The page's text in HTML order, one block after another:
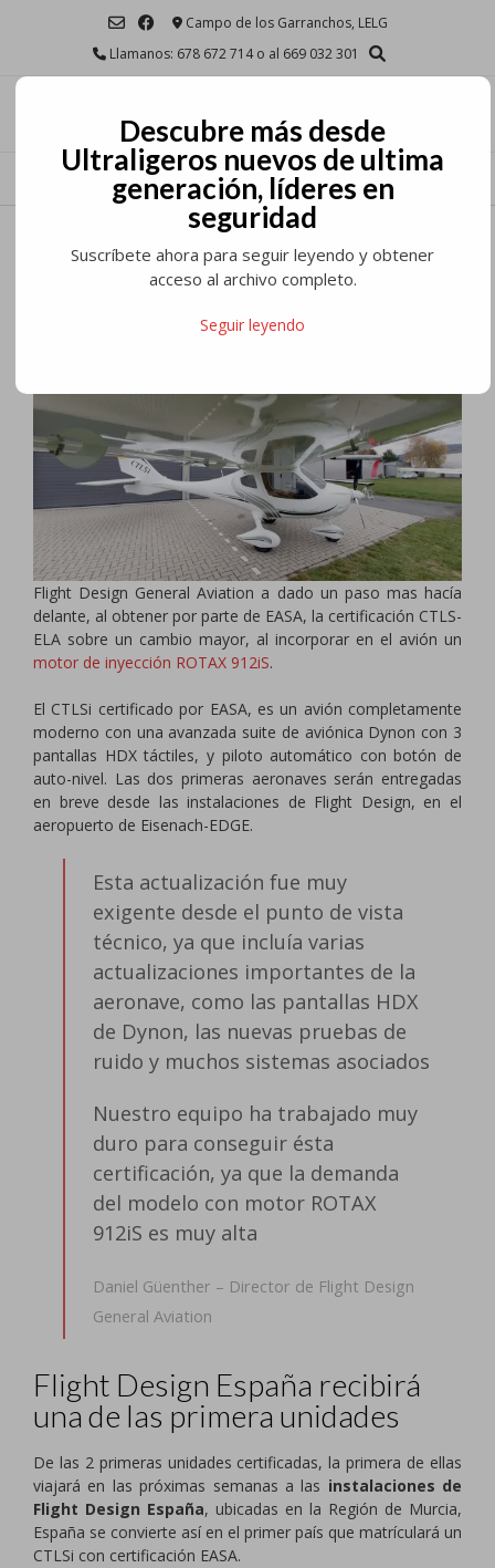
Campo de los Garranchos, LELG
Llamanos: 678 672 714 o al 669 032 301
MENU
Primer CTLSi con
certificación EASA en
Flight Design General Aviation a dado un paso mas hacía
delante, al obtener por parte de EASA, la certificación CTLS-
ELA sobre un cambio mayor, al incorporar en el avión un
motor de inyección ROTAX 912iS.
El CTLSi certificado por EASA, es un avión completamente
moderno con una avanzada suite de aviónica Dynon con 3
pantallas HDX táctiles, y piloto automático con botón de
auto-nivel. Las dos primeras aeronaves serán entregadas
en breve desde las instalaciones de Flight Design, en el
aeropuerto de Eisenach-EDGE.
Esta actualización fue muy
exigente desde el punto de vista
técnico, ya que incluía varias
actualizaciones importantes de la
aeronave, como las pantallas HDX
de Dynon, las nuevas pruebas de
ruido y muchos sistemas asociados
Nuestro equipo ha trabajado muy
duro para conseguir ésta
certificación, ya que la demanda
del modelo con motor ROTAX
912iS es muy alta
Daniel Güenther – Director de Flight Design
General Aviation
Flight Design España recibirá
una de las primera unidades
De las 2 primeras unidades certificadas, la primera de ellas
viajará en las próximas semanas a las instalaciones de
Flight Design España, ubicadas en la Región de Murcia,
España se convierte así en el primer país que matrículará un
CTLSi con certificación EASA.
Descubre más desde
Ultraligeros nuevos de ultima
generación, líderes en
seguridad
Suscríbete ahora para seguir leyendo y obtener
acceso al archivo completo.
Seguir leyendo